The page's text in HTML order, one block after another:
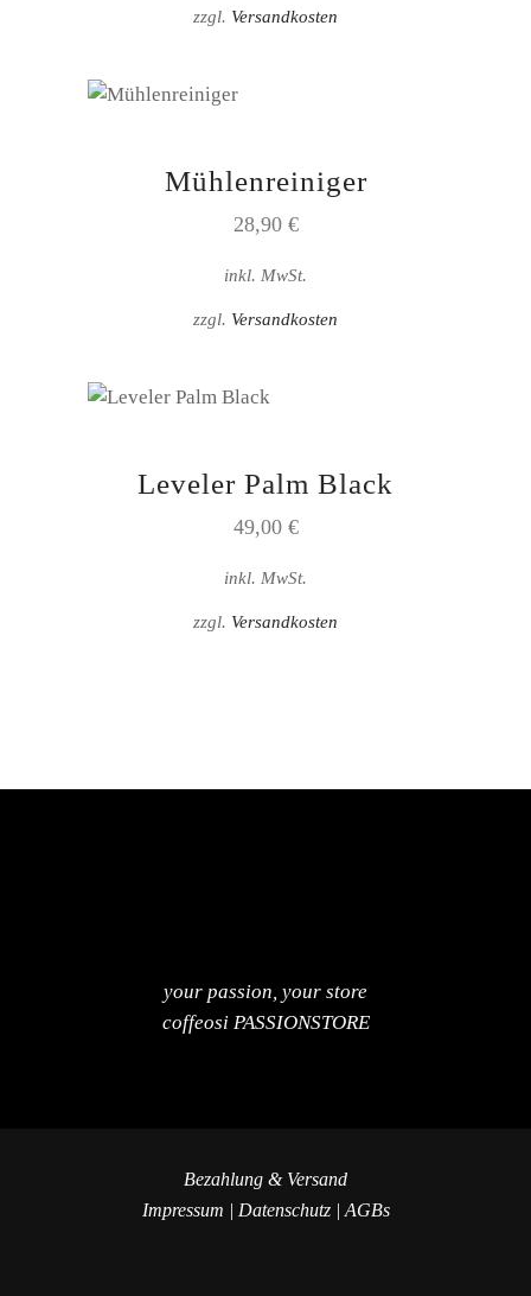
zzgl. Versandkosten
Mühlenreiniger
28,90 €
inkl. MwSt.
zzgl. Versandkosten
Leveler Palm Black
49,00 €
inkl. MwSt.
zzgl. Versandkosten
your passion, your store
coffeosi PASSIONSTORE
Bezahlung & Versand
Impressum | Datenschutz| AGBs